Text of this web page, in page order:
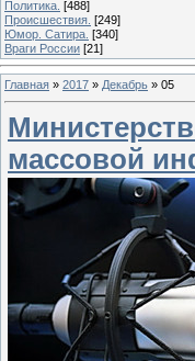
Политика. [488]
Происшествия. [249]
Юмор. Сатира. [340]
Враги России [21]
Главная » 2017 » Декабрь » 05
массовой